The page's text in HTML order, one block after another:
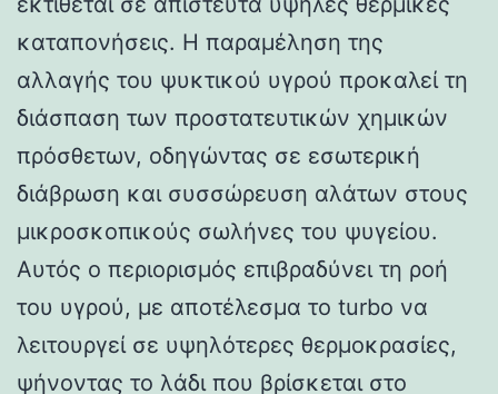
καταπονήσεις. Η παραμέληση της
αλλαγής του ψυκτικού υγρού προκαλεί τη
διάσπαση των προστατευτικών χημικών
πρόσθετων, οδηγώντας σε εσωτερική
διάβρωση και συσσώρευση αλάτων στους
μικροσκοπικούς σωλήνες του ψυγείου.
Αυτός ο περιορισμός επιβραδύνει τη ροή
του υγρού, με αποτέλεσμα το turbo να
λειτουργεί σε υψηλότερες θερμοκρασίες,
ψήνοντας το λάδι που βρίσκεται στο